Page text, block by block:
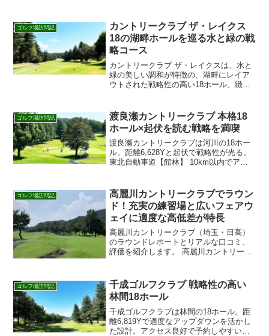
名門です。楽天GORA・じゃらんゴルフ
での予約はこちらから。
ゴルフ場訪問記
カントリークラブ ザ・レイクス
18の湖畔ホールを巡る水と緑の戦
略コース
カントリークラブ ザ・レイクスは、水と
緑の美しい調和が特徴の、湖畔にレイア
ウトされた戦略性の高い18ホール。緻密
フでの予約はこちらから。
ゴルフ場訪問記
渡良瀬カントリークラブ 本格18
ホール×起伏を読む戦略を満喫
渡良瀬カントリークラブは河川の18ホー
ル。距離6,628Yと起伏で戦略性が光る。
東北自動車道【館林】 10km以内でアク
快適プレー。
ゴルフ場訪問記
高麗川カントリークラブでラウン
ド！充実の練習場と広いフェアウ
ェイに適度な高低差が特長
高麗川カントリークラブ（埼玉・日高）
のラウンドレポートとリアルな口コミ、
評価を紹介します。 高麗川カントリーク
圏央道・狭山日高ICから10km以内でアク
セス良好。...
ゴルフ場訪問記
千成ゴルフクラブ 戦略性の高い
林間18ホール
千成ゴルフクラブは林間の18ホール。距
離6,819Yで適度なアップダウンを活かし
た設計。アクセス良好で予約しやすい人